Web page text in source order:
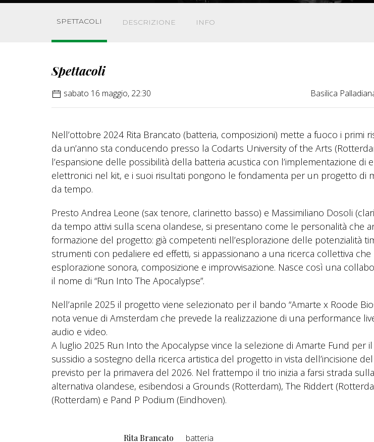
SPETTACOLI DESCRIZIONE INFO
Spettacoli
sabato 16 maggio, 22:30 Basilica
Nell’ottobre 2024 Rita Brancato (batteria, composizioni) mette a fuoco i primi
da un’anno sta conducendo presso la Codarts University of the Arts
l’espansione delle possibilità della batteria acustica con l’implementazione di
elettronici nel kit, e i suoi risultati pongono le fondamenta per un progetto di
da tempo.
Presto Andrea Leone (sax tenore, clarinetto basso) e Massimiliano Dosoli
da tempo attivi sulla scena olandese, si presentano come le personalità che
formazione del progetto: già competenti nell’esplorazione delle potenzialità
strumenti con pedaliere ed effetti, si appassionano a una ricerca collettiva
esplorazione sonora, composizione e improvvisazione. Nasce così una
il nome di “Run Into The Apocalypse”.
Nell’aprile 2025 il progetto viene selezionato per il bando “Amarte x Roode
nota venue di Amsterdam che prevede la realizzazione di una performance
audio e video.
A luglio 2025 Run Into the Apocalypse vince la selezione di Amarte Fund per
sussidio a sostegno della ricerca artistica del progetto in vista dell’incisione
previsto per la primavera del 2026. Nel frattempo il trio inizia a farsi strada
alternativa olandese, esibendosi a Grounds (Rotterdam), The Riddert
(Rotterdam) e Pand P Podium (Eindhoven).
Rita Brancato batteria